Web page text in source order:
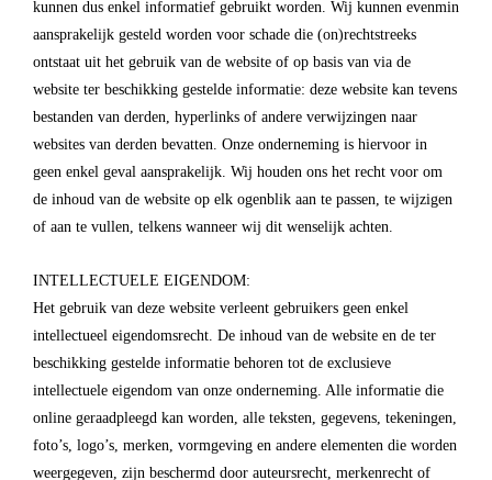
kunnen dus enkel informatief gebruikt worden. Wij kunnen evenmin
aansprakelijk gesteld worden voor schade die (on)rechtstreeks
ontstaat uit het gebruik van de website of op basis van via de
website ter beschikking gestelde informatie: deze website kan tevens
bestanden van derden, hyperlinks of andere verwijzingen naar
websites van derden bevatten. Onze onderneming is hiervoor in
geen enkel geval aansprakelijk. Wij houden ons het recht voor om
de inhoud van de website op elk ogenblik aan te passen, te wijzigen
of aan te vullen, telkens wanneer wij dit wenselijk achten.
INTELLECTUELE EIGENDOM:
Het gebruik van deze website verleent gebruikers geen enkel
intellectueel eigendomsrecht. De inhoud van de website en de ter
beschikking gestelde informatie behoren tot de exclusieve
intellectuele eigendom van onze onderneming. Alle informatie die
online geraadpleegd kan worden, alle teksten, gegevens, tekeningen,
foto’s, logo’s, merken, vormgeving en andere elementen die worden
weergegeven, zijn beschermd door auteursrecht, merkenrecht of